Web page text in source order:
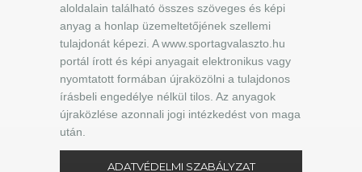
aloldalain található összes szöveges és képi
anyag a honlap üzemeltetőjének szellemi
tulajdonát képezi. A www.sportagvalaszto.hu
portál írott és képi anyagait elektronikus vagy
nyomtatott formában újraközölni a tulajdonos
írásbeli engedélye nélkül tilos. Az anyagok
újraközlése azonnali jogi intézkedést von maga
után.
ADATVÉDELMI SZABÁLYZAT